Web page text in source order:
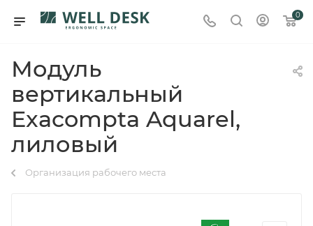
0
Модуль
вертикальный
Exacompta Aquarel,
лиловый
Организация рабочего места